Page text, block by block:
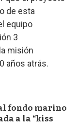
de esta
equipo
3
misión
años atrás.
fondo marino
a la “kiss